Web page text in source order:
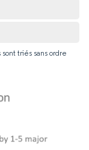
triés sans ordre